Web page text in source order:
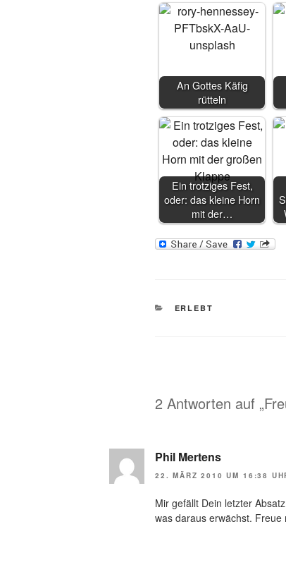
An Gottes Käfig
rütteln
Ein trotziges Fest,
oder: das kleine Horn
mit der…
KATEGORIEN
ERLEBT
2 Antworten auf
Phil Mertens
22. MÄRZ 2010 UM 16:38
Mir gefällt Dein letzter
was daraus erwächst.